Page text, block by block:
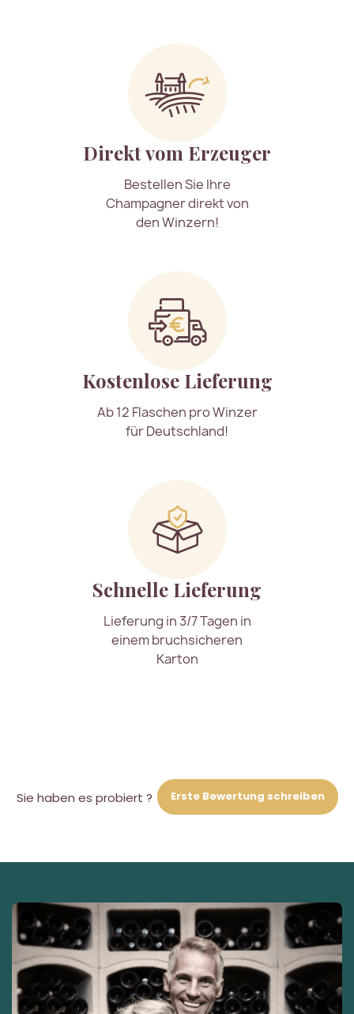
Direkt vom Erzeuger
Bestellen Sie Ihre
Champagner direkt von
den Winzern!
Kostenlose Lieferung
Ab 12 Flaschen pro Winzer
für Deutschland!
Schnelle Lieferung
Lieferung in 3/7 Tagen in
einem bruchsicheren
Karton
Sie haben es probiert ? Erste Bewertung schreiben